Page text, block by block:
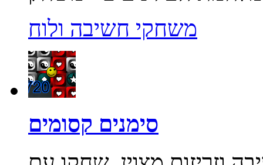
משחקי חשיבה ולוח
סימנים קסומים